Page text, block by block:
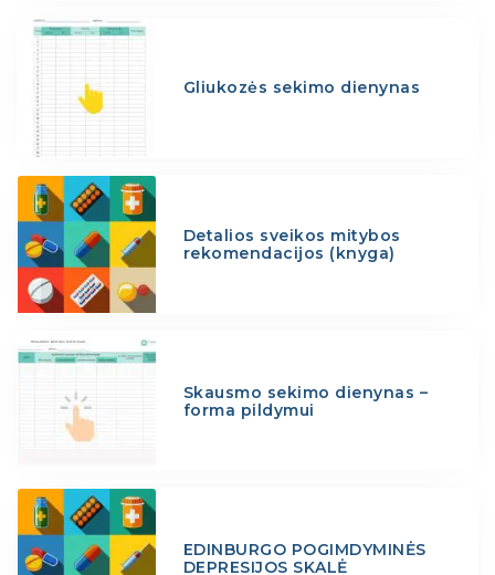
Gliukozės sekimo dienynas
Detalios sveikos mitybos
rekomendacijos (knyga)
Skausmo sekimo dienynas –
forma pildymui
EDINBURGO POGIMDYMINĖS
DEPRESIJOS SKALĖ